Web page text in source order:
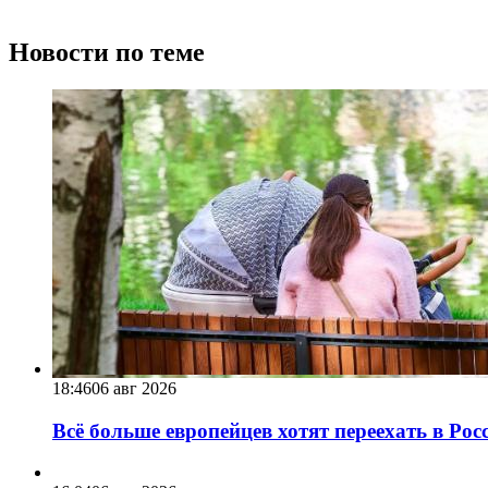
Новости по теме
18:4606 авг 2026
Всё больше европейцев хотят переехать в